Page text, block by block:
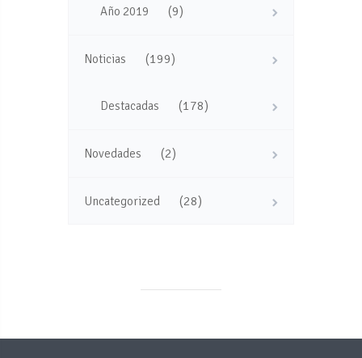
Año 2019 (9)
Noticias (199)
Destacadas (178)
Novedades (2)
Uncategorized (28)